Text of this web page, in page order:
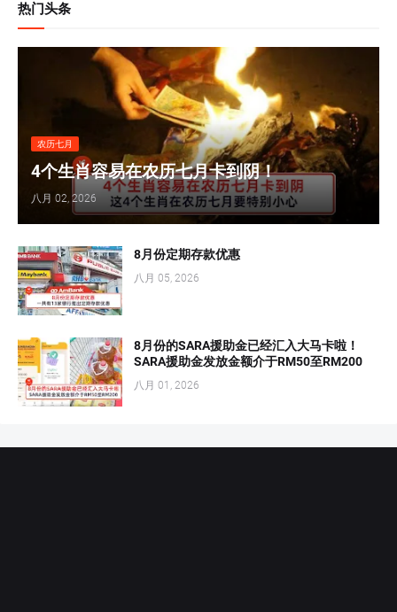
热门头条
农历七月
4个生肖容易在农历七月卡到阴！
八月 02, 2026
8月份定期存款优惠
八月 05, 2026
8月份的SARA援助金已经汇入大马卡啦！
SARA援助金发放金额介于RM50至RM200
八月 01, 2026